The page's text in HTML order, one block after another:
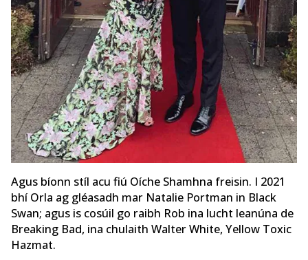
Agus bíonn stíl acu fiú Oíche Shamhna freisin. I 2021
bhí Orla ag gléasadh mar Natalie Portman in Black
Swan; agus is cosúil go raibh Rob ina lucht leanúna de
Breaking Bad, ina chulaith Walter White, Yellow Toxic
Hazmat.